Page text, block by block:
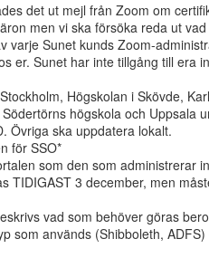
det ut mejl från Zoom om
men vi ska försöka reda ut
varje Sunet kunds Zoom-
er. Sunet har inte tillgång till era
Högskolan i Skövde,
högskola och Uppsala
Övriga ska uppdatera lokalt.
för SSO*
som den som administrerar
TIDIGAST 3 december, men
vad som behöver göras
som används (Shibboleth,